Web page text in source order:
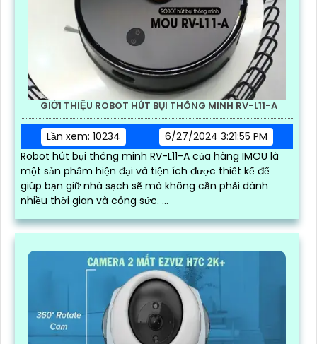
GIỚI THIỆU ROBOT HÚT BỤI THÔNG MINH RV-L11-A
Lần xem: 10234
6/27/2024 3:21:55 PM
Robot hút bụi thông minh RV-L11-A của hàng IMOU là
một sản phẩm hiện đại và tiện ích được thiết kế để
giúp bạn giữ nhà sạch sẽ mà không cần phải dành
nhiều thời gian và công sức. ...